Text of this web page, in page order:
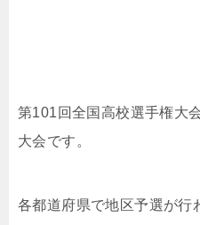
第101回全国高校選手権大
大会です。
各都道府県で地区予選が行